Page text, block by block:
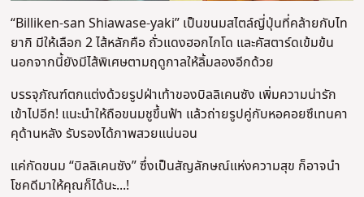
“Billiken-san Shiawase-yaki” เป็นขนมสไตล์ญี่ปุ่นที่คล้ายกับไท
ยากิ มีให้เลือก 2 ไส้หลักคือ ถั่วแดงฮอกไกโด และคัสตาร์ดเข้มข้น
นอกจากนี้ยังมีไส้พิเศษตามฤดูกาลให้ลิ้มลองอีกด้วย
บรรจุภัณฑ์ตกแต่งด้วยรูปฝ่าเท้าของบิลลิเคนซัง เพิ่มความน่ารัก
เข้าไปอีก! แนะนำให้ถือขนมชูขึ้นฟ้า แล้วถ่ายรูปคู่กับหอคอยซึเทนคา
คุด้านหลัง รับรองได้ภาพสวยแน่นอน
แค่กัดขนม “บิลลิเคนซัง” ซึ่งเป็นสัญลักษณ์แห่งความสุข ก็อาจนำ
โชคดีมาให้คุณก็ได้นะ...!